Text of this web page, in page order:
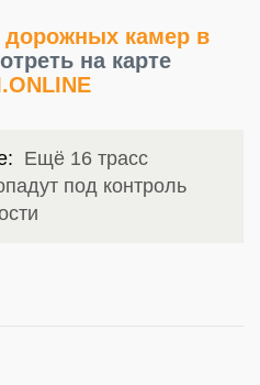
дорожных камер в
на карте
Ещё 16 трасс
под контроль